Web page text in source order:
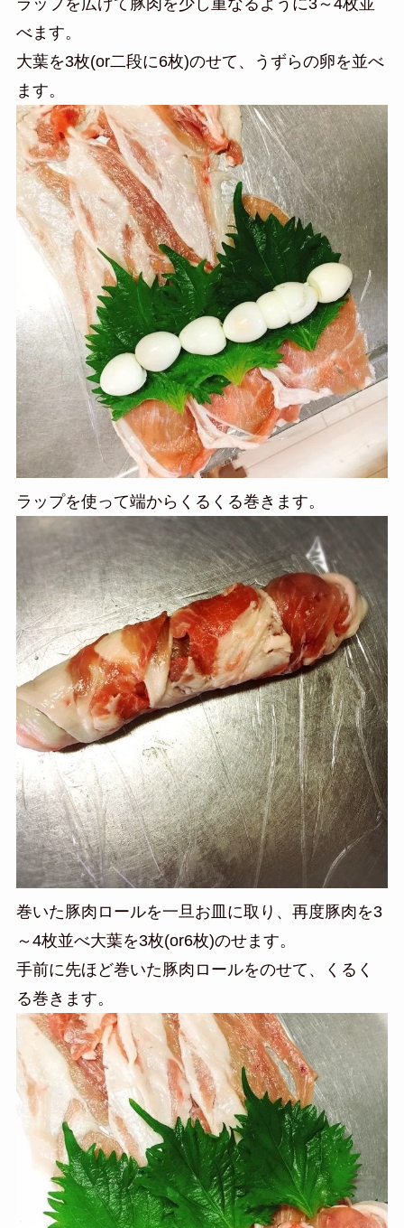
ラップを広げて豚肉を少し重なるように3～4枚並
べます。
大葉を3枚(or二段に6枚)のせて、うずらの卵を並べ
ます。
ラップを使って端からくるくる巻きます。
巻いた豚肉ロールを一旦お皿に取り、再度豚肉を3
～4枚並べ大葉を3枚(or6枚)のせます。
手前に先ほど巻いた豚肉ロールをのせて、くるく
る巻きます。